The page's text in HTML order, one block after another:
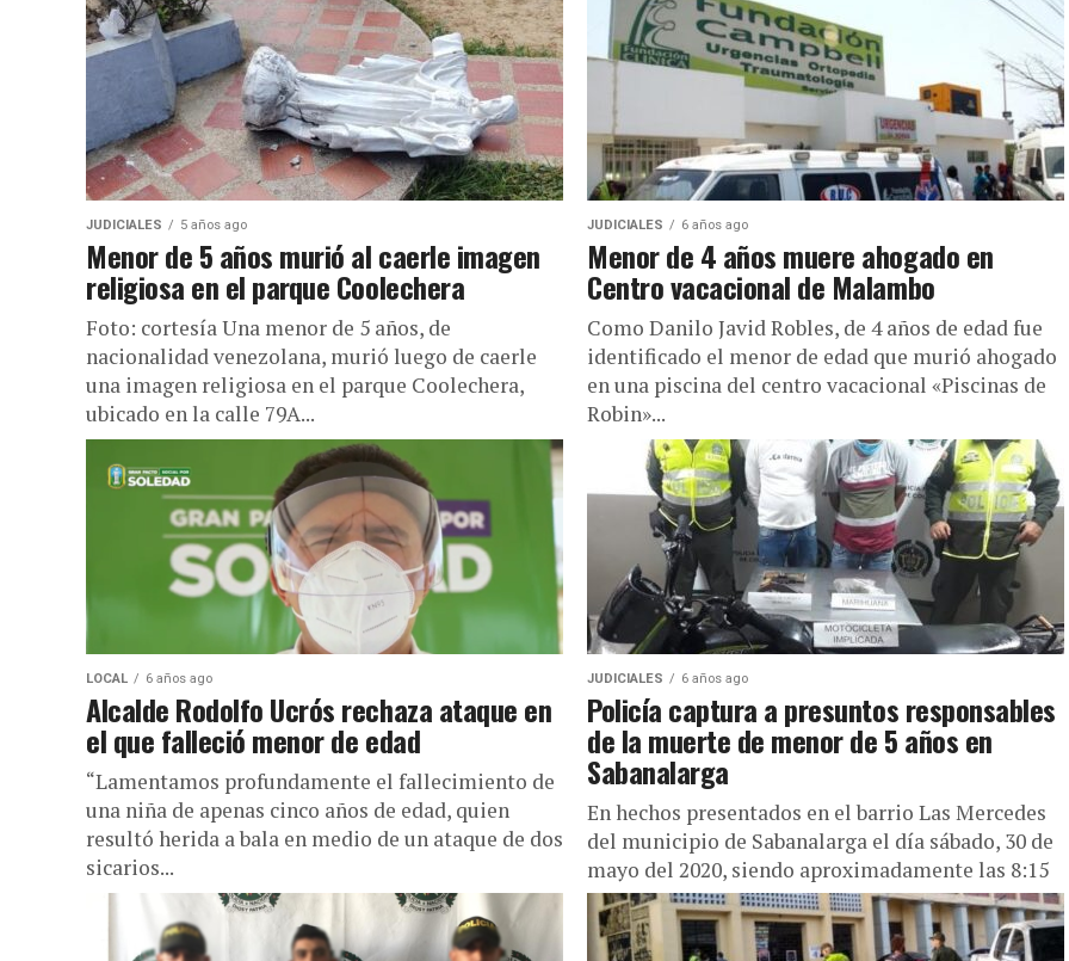
JUDICIALES 5 años ago
Menor de 5 años murió al caerle imagen
religiosa en el parque Coolechera
Foto: cortesía Una menor de 5 años, de
nacionalidad venezolana, murió luego de caerle
una imagen religiosa en el parque Coolechera,
ubicado en la calle 79A...
JUDICIALES 6 años ago
Menor de 4 años muere ahogado en
Centro vacacional de Malambo
Como Danilo Javid Robles, de 4 años de edad fue
identificado el menor de edad que murió ahogado
en una piscina del centro vacacional «Piscinas de
Robin»...
LOCAL 6 años ago
Alcalde Rodolfo Ucrós rechaza ataque en
el que falleció menor de edad
“Lamentamos profundamente el fallecimiento de
una niña de apenas cinco años de edad, quien
resultó herida a bala en medio de un ataque de dos
sicarios...
JUDICIALES 6 años ago
Policía captura a presuntos responsables
de la muerte de menor de 5 años en
Sabanalarga
En hechos presentados en el barrio Las Mercedes
del municipio de Sabanalarga el día sábado, 30 de
mayo del 2020, siendo aproximadamente las 8:15
pm, unos...